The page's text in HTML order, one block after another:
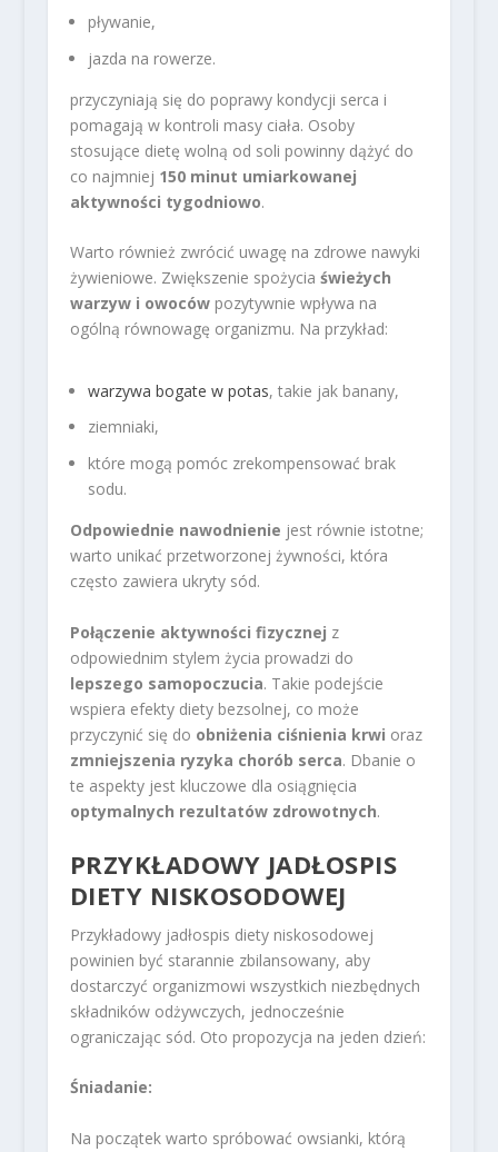
pływanie,
jazda na rowerze.
przyczyniają się do poprawy kondycji serca i
pomagają w kontroli masy ciała. Osoby
stosujące dietę wolną od soli powinny dążyć do
co najmniej 150 minut umiarkowanej
aktywności tygodniowo.
Warto również zwrócić uwagę na zdrowe nawyki
żywieniowe. Zwiększenie spożycia świeżych
warzyw i owocówpozytywnie wpływa na
ogólną równowagę organizmu. Na przykład:
warzywa bogate w potas, takie jak banany,
ziemniaki,
które mogą pomóc zrekompensować brak
sodu.
Odpowiednie nawodnienie jest równie istotne;
warto unikać przetworzonej żywności, która
często zawiera ukryty sód.
Połączenie aktywności fizycznej z
odpowiednim stylem życia prowadzi do
lepszego samopoczucia. Takie podejście
wspiera efekty diety bezsolnej, co może
przyczynić się do obniżenia ciśnienia krwi oraz
zmniejszenia ryzyka chorób serca. Dbanie o
te aspekty jest kluczowe dla osiągnięcia
optymalnych rezultatów zdrowotnych.
PRZYKŁADOWY JADŁOSPIS
DIETY NISKOSODOWEJ
Przykładowy jadłospis diety niskosodowej
powinien być starannie zbilansowany, aby
dostarczyć organizmowi wszystkich niezbędnych
składników odżywczych, jednocześnie
ograniczając sód. Oto propozycja na jeden dzień:
Śniadanie:
Na początek warto spróbować owsianki, którą